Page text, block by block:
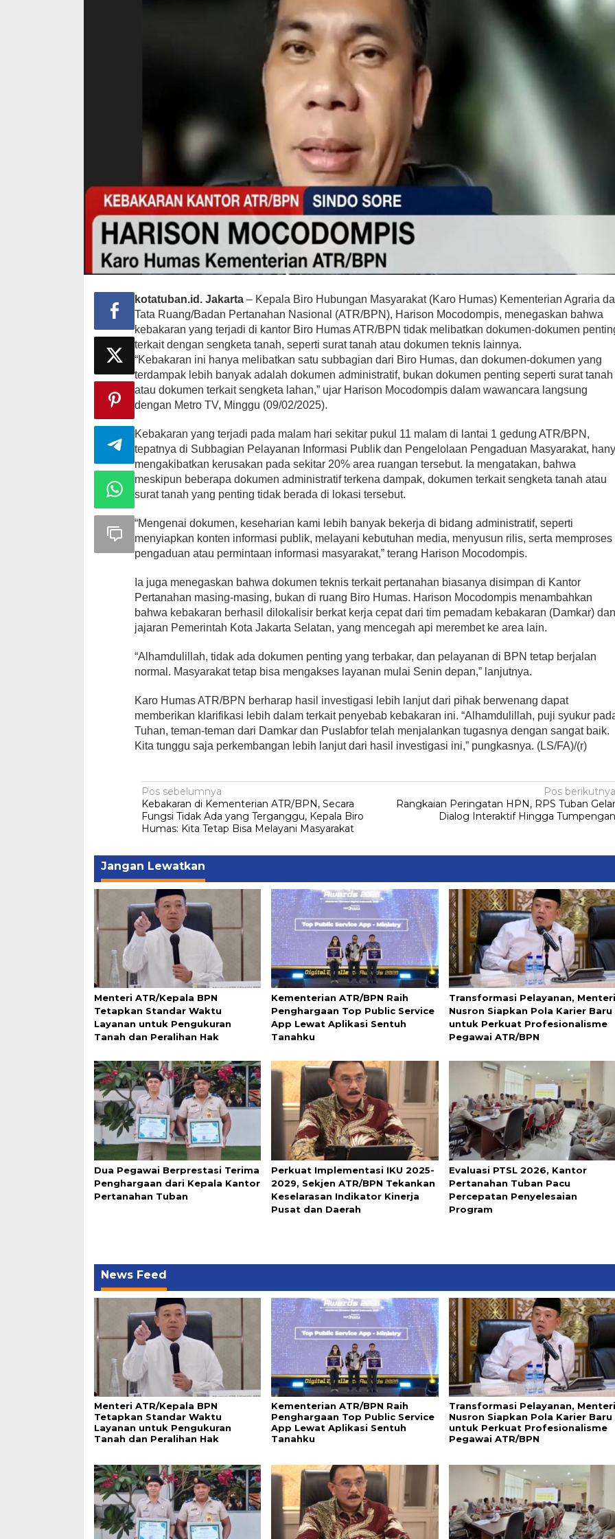
kotatuban.id. Jakarta – Kepala Biro Hubungan Masyarakat (Karo Humas) Kementerian Agraria
Tata Ruang/Badan Pertanahan Nasional (ATR/BPN), Harison Mocodompis, menegaskan bahwa
kebakaran yang terjadi di kantor Biro Humas ATR/BPN tidak melibatkan dokumen-dokumen
terkait dengan sengketa tanah, seperti surat tanah atau dokumen teknis lainnya.
“Kebakaran ini hanya melibatkan satu subbagian dari Biro Humas, dan dokumen-dokumen yang
terdampak lebih banyak adalah dokumen administratif, bukan dokumen penting seperti surat tanah
atau dokumen terkait sengketa lahan,” ujar Harison Mocodompis dalam wawancara langsung
dengan Metro TV, Minggu (09/02/2025).
Kebakaran yang terjadi pada malam hari sekitar pukul 11 malam di lantai 1 gedung ATR/BPN,
tepatnya di Subbagian Pelayanan Informasi Publik dan Pengelolaan Pengaduan Masyarakat,
mengakibatkan kerusakan pada sekitar 20% area ruangan tersebut. Ia mengatakan, bahwa
meskipun beberapa dokumen administratif terkena dampak, dokumen terkait sengketa tanah atau
surat tanah yang penting tidak berada di lokasi tersebut.
“Mengenai dokumen, keseharian kami lebih banyak bekerja di bidang administratif, seperti
menyiapkan konten informasi publik, melayani kebutuhan media, menyusun rilis, serta memproses
pengaduan atau permintaan informasi masyarakat,” terang Harison Mocodompis.
Ia juga menegaskan bahwa dokumen teknis terkait pertanahan biasanya disimpan di Kantor
Pertanahan masing-masing, bukan di ruang Biro Humas. Harison Mocodompis menambahkan
bahwa kebakaran berhasil dilokalisir berkat kerja cepat dari tim pemadam kebakaran (Damkar)
jajaran Pemerintah Kota Jakarta Selatan, yang mencegah api merembet ke area lain.
“Alhamdulillah, tidak ada dokumen penting yang terbakar, dan pelayanan di BPN tetap berjalan
normal. Masyarakat tetap bisa mengakses layanan mulai Senin depan,” lanjutnya.
Karo Humas ATR/BPN berharap hasil investigasi lebih lanjut dari pihak berwenang dapat
memberikan klarifikasi lebih dalam terkait penyebab kebakaran ini. “Alhamdulillah, puji syukur
Tuhan, teman-teman dari Damkar dan Puslabfor telah menjalankan tugasnya dengan sangat baik.
Kita tunggu saja perkembangan lebih lanjut dari hasil investigasi ini,” pungkasnya. (LS/FA)/(r)
Navigasi
pos
Pos sebelumnya
Kebakaran di Kementerian ATR/BPN, Secara
Fungsi Tidak Ada yang Terganggu, Kepala Biro
Humas: Kita Tetap Bisa Melayani Masyarakat
Pos berikutnya
Rangkaian Peringatan HPN, RPS Tuban Gelar
Dialog Interaktif Hingga Tumpengan
Jangan Lewatkan
Menteri ATR/Kepala BPN
Tetapkan Standar Waktu
Layanan untuk Pengukuran
Tanah dan Peralihan Hak
Kementerian ATR/BPN Raih
Penghargaan Top Public Service
App Lewat Aplikasi Sentuh
Tanahku
Transformasi Pelayanan, Menteri
Nusron Siapkan Pola Karier Baru
untuk Perkuat Profesionalisme
Pegawai ATR/BPN
Dua Pegawai Berprestasi Terima
Penghargaan dari Kepala Kantor
Pertanahan Tuban
Perkuat Implementasi IKU 2025-
2029, Sekjen ATR/BPN Tekankan
Keselarasan Indikator Kinerja
Pusat dan Daerah
Evaluasi PTSL 2026, Kantor
Pertanahan Tuban Pacu
Percepatan Penyelesaian
Program
News Feed
Menteri ATR/Kepala BPN
Tetapkan Standar Waktu
Layanan untuk Pengukuran
Tanah dan Peralihan Hak
Kementerian ATR/BPN Raih
Penghargaan Top Public Service
App Lewat Aplikasi Sentuh
Tanahku
Transformasi Pelayanan, Menteri
Nusron Siapkan Pola Karier Baru
untuk Perkuat Profesionalisme
Pegawai ATR/BPN